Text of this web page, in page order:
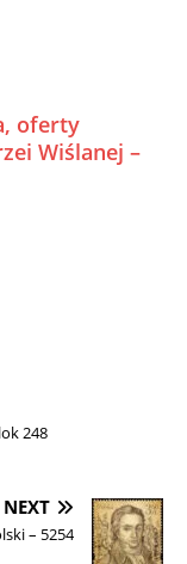
oferty
Wiślanej –
248
NEXT
– 5254